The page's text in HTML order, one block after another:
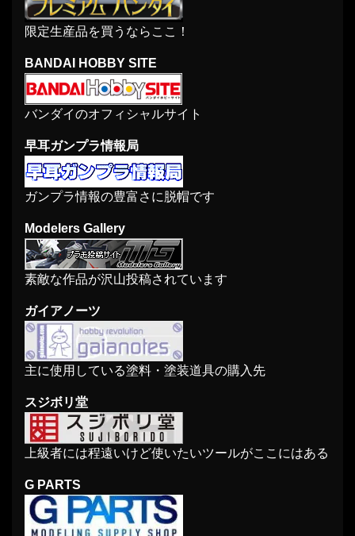
限定生産品を買うならここ！
BANDAI HOBBY SITE
バンダイのオフィシャルサイト
早耳ガンプラ情報局
ガンプラ情報の豊富さに脱帽です
Modelers Gallery
素敵な作品が沢山投稿されています
ガイアノーツ
主に使用している塗料・塗装道具の購入先
スジボリ堂
上級者には程遠いけど使いたいツールがここにはある
G PARTS